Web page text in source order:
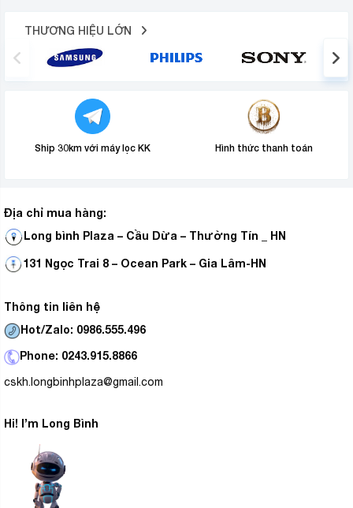
THƯƠNG HIỆU LỚN
Ship 30km với máy lọc KK Hình thức thanh toán
Địa chỉ mua hàng:
Long bình Plaza – Cầu Dừa – Thường Tín _ HN
131 Ngọc Trai 8 – Ocean Park – Gia Lâm-HN
Thông tin liên hệ
Hot/Zalo: 0986.555.496
Phone: 0243.915.8866
cskh.longbinhplaza@gmail.com
Hi! I’m Long Bình